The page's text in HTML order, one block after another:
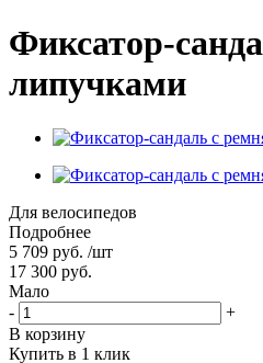
Фиксатор-
липучками
Для велосипедов
Подробнее
5 709 руб. /шт
17 300 руб.
Мало
-
+
В корзину
Купить в 1 клик